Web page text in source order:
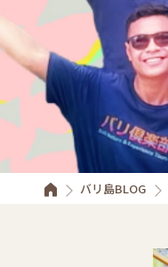
バリ島BLOG